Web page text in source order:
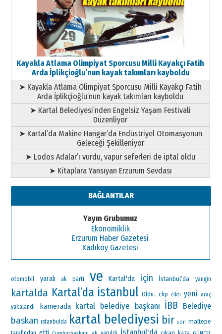
Kayakla Atlama Olimpiyat Sporcusu Milli Kayakçı Fatih
Arda İplikçioğlu’nun kayak takımları kayboldu
➤ Kayakla Atlama Olimpiyat Sporcusu Milli Kayakçı Fatih
Arda İplikçioğlu’nun kayak takımları kayboldu
➤ Kartal Belediyesi’nden Engelsiz Yaşam Festivali
Düzenliyor
➤ Kartal’da Makine Hangar’da Endüstriyel Otomasyonun
Geleceği Şekilleniyor
➤ Lodos Adalar’ı vurdu, vapur seferleri de iptal oldu
➤ Kitaplara Yansıyan Erzurum Sevdası
BAĞLANTILAR
Yayın Grubumuz
Ekonomiklik
Erzurum Haber Gazetesi
Kadıköy Gazetesi
otomobil yaralı ak parti ve Kartal'da için İstanbul’da yangin
kartalda Kartal’da istanbul Oldu. chp cikti yeni araç
yakalandı
kamerada kartal belediye başkanı İBB Belediye
baskan istanbulda kartal belediyesi bir son maltepe